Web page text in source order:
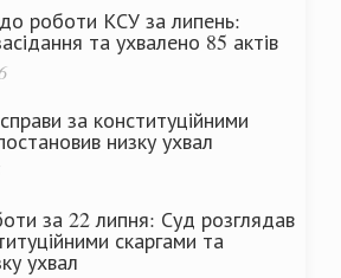
роботи КСУ за липень:
та ухвалено 85 актів
за конституційними
низку ухвал
за 22 липня: Суд розглядав
скаргами та
ухвал